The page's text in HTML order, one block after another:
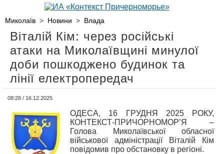
Миколаїв > Новини > Влада
Віталій Кім: через російські
атаки на Миколаївщині минулої
доби пошкоджено будинок та
лінії електропередач
08:28 / 16.12.2025
ОДЕСА, 16 ГРУДНЯ 2025 РОКУ,
КОНТЕКСТ-ПРИЧОРНОМОР’Я –
Голова Миколаївської обласної
військової адміністрації Віталій Кім
повідомив про обстановку в регіоні.